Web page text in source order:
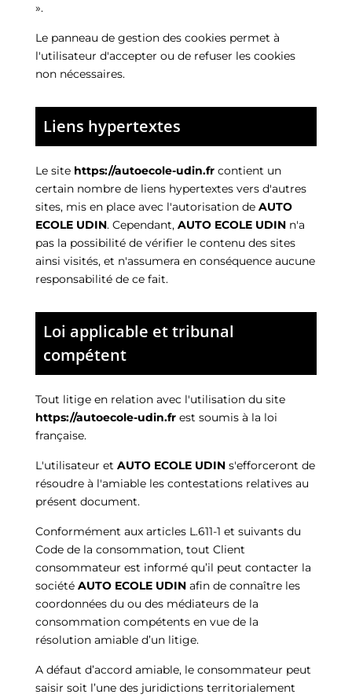
».
Le panneau de gestion des cookies permet à
l'utilisateur d'accepter ou de refuser les cookies
non nécessaires.
Liens hypertextes
Le site https://autoecole-udin.fr contient un
certain nombre de liens hypertextes vers d'autres
sites, mis en place avec l'autorisation de AUTO
ECOLE UDIN. Cependant, AUTO ECOLE UDIN n'a
pas la possibilité de vérifier le contenu des sites
ainsi visités, et n'assumera en conséquence aucune
responsabilité de ce fait.
Loi applicable et tribunal
compétent
Tout litige en relation avec l'utilisation du site
https://autoecole-udin.fr est soumis à la loi
française.
L'utilisateur et AUTO ECOLE UDIN s'efforceront de
résoudre à l'amiable les contestations relatives au
présent document.
Conformément aux articles L.611-1 et suivants du
Code de la consommation, tout Client
consommateur est informé qu’il peut contacter la
société AUTO ECOLE UDIN afin de connaître les
coordonnées du ou des médiateurs de la
consommation compétents en vue de la
résolution amiable d’un litige.
A défaut d’accord amiable, le consommateur peut
saisir soit l’une des juridictions territorialement